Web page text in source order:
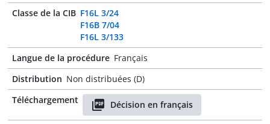
Classe de la CIB F16L 3/24
F16B 7/04
F16L 3/133
Langue de la procédure Français
Distribution Non distribuées (D)
Téléchargement
Décision en français